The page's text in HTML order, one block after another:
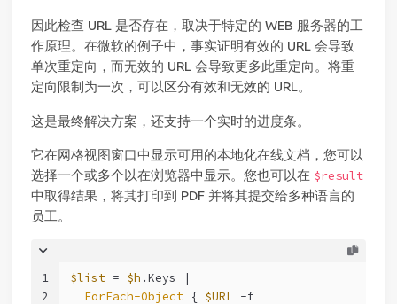
因此检查 URL 是否存在，取决于特定的 WEB 服务器的工
作原理。在微软的例子中，事实证明有效的 URL 会导致
单次重定向，而无效的 URL 会导致更多此重定向。将重
定向限制为一次，可以区分有效和无效的 URL。
这是最终解决方案，还支持一个实时的进度条。
它在网格视图窗口中显示可用的本地化在线文档，您可以
选择一个或多个以在浏览器中显示。您也可以在 $result
中取得结果，将其打印到 PDF 并将其提交给多种语言的
员工。
1
2
$list = $h .Keys |
ForEach-Object { $URL -f